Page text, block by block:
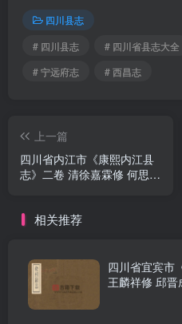
四川县志
# 四川县志
# 四川省县志大全
# 宁远府志
# 西昌志
上一篇
四川省内江市《康熙内江县
志》二卷 清徐嘉霖修 何思华
相关推荐
四川省宜宾市
王麟祥修 邱